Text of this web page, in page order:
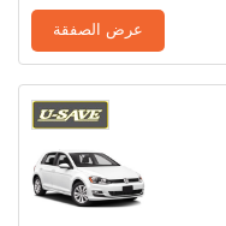
عرض الصفقة